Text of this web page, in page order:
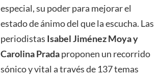
especial, su poder para mejorar el
estado de ánimo del que la escucha. Las
periodistas Isabel Jiménez Moya y
Carolina Pradaproponen un recorrido
sónico y vital a través de 137 temas